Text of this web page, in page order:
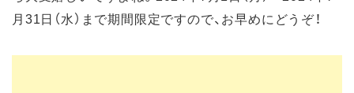
月31日（水）まで期間限定ですので、お早めにどうぞ！